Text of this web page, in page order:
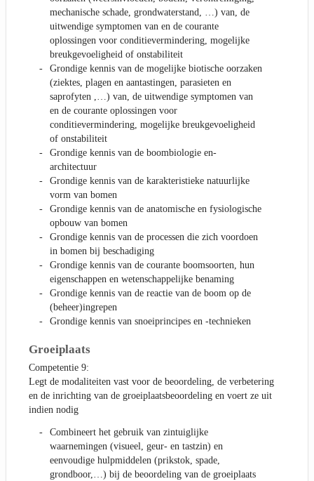
mechanische schade, grondwaterstand, …) van, de
uitwendige symptomen van en de courante
oplossingen voor conditievermindering, mogelijke
breukgevoeligheid of onstabiliteit
Grondige kennis van de mogelijke biotische oorzaken
(ziektes, plagen en aantastingen, parasieten en
saprofyten ,…) van, de uitwendige symptomen van
en de courante oplossingen voor
conditievermindering, mogelijke breukgevoeligheid
of onstabiliteit
Grondige kennis van de boombiologie en-
architectuur
Grondige kennis van de karakteristieke natuurlijke
vorm van bomen
Grondige kennis van de anatomische en fysiologische
opbouw van bomen
Grondige kennis van de processen die zich voordoen
in bomen bij beschadiging
Grondige kennis van de courante boomsoorten, hun
eigenschappen en wetenschappelijke benaming
Grondige kennis van de reactie van de boom op de
(beheer)ingrepen
Grondige kennis van snoeiprincipes en -technieken
Groeiplaats
Competentie 9:
Legt de modaliteiten vast voor de beoordeling, de verbetering
en de inrichting van de groeiplaatsbeoordeling en voert ze uit
indien nodig
Combineert het gebruik van zintuiglijke
waarnemingen (visueel, geur- en tastzin) en
eenvoudige hulpmiddelen (prikstok, spade,
grondboor,…) bij de beoordeling van de groeiplaats